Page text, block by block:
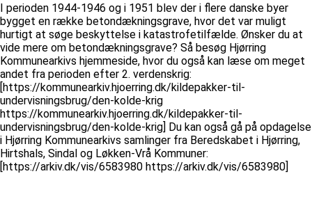
I perioden 1944-1946 og i 1951 blev der i flere danske byer
bygget en række betondækningsgrave, hvor det var muligt
hurtigt at søge beskyttelse i katastrofetilfælde. Ønsker du at
vide mere om betondækningsgrave? Så besøg Hjørring
Kommunearkivs hjemmeside, hvor du også kan læse om meget
andet fra perioden efter 2. verdenskrig:
[https://kommunearkiv.hjoerring.dk/kildepakker-til-
undervisningsbrug/den-kolde-krig
https://kommunearkiv.hjoerring.dk/kildepakker-til-
undervisningsbrug/den-kolde-krig] Du kan også gå på opdagelse
i Hjørring Kommunearkivs samlinger fra Beredskabet i Hjørring,
Hirtshals, Sindal og Løkken-Vrå Kommuner:
[https://arkiv.dk/vis/6583980 https://arkiv.dk/vis/6583980]